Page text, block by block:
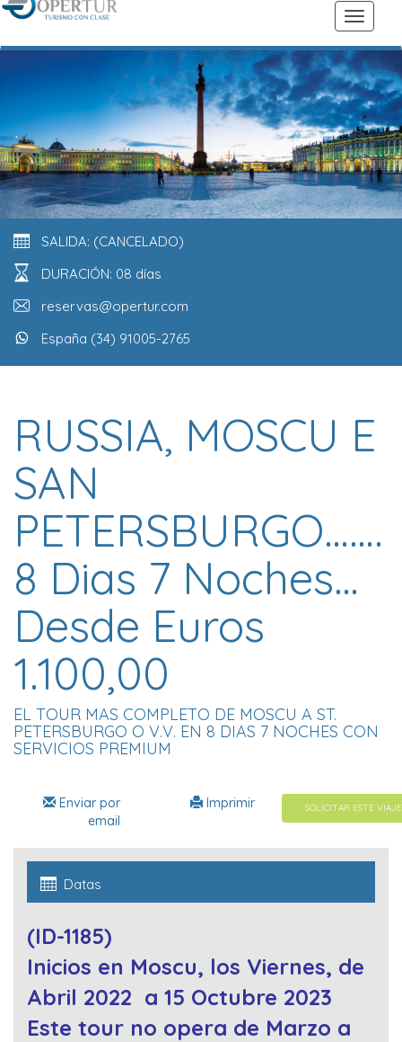
SALIDA: (CANCELADO)
DURACIÓN: 08 días
reservas@opertur.com
España (34) 91005-2765
RUSSIA, MOSCU E
SAN
PETERSBURGO…….
8 Dias 7 Noches…
Desde Euros
1.100,00
EL TOUR MAS COMPLETO DE MOSCU A ST.
PETERSBURGO O V.V. EN 8 DIAS 7 NOCHES CON
SERVICIOS PREMIUM
SOLICITAR ESTE VIAJE
Imprimir
Enviar por
email
Datas
(ID-1185)
Inicios en Moscu, los Viernes, de
Abril 2022 a 15 Octubre 2023
Este tour no opera de Marzo a